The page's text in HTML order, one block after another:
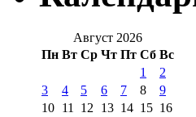
Август 2026
Пн Вт Ср Чт Пт Сб Вс
1
2
3
4 5 6 7 8
9
10 11 12 13 14 15 16